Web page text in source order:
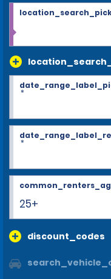
*
*
25+
discount_codes